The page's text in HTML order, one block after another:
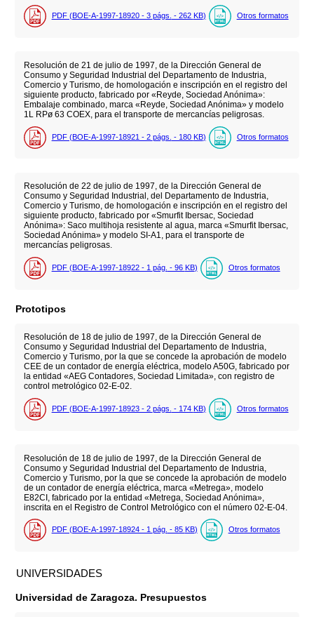
PDF (BOE-A-1997-18920 - 3 págs. - 262 KB) Otros formatos
Resolución de 21 de julio de 1997, de la Dirección General de
Consumo y Seguridad Industrial del Departamento de Industria,
Comercio y Turismo, de homologación e inscripción en el registro del
siguiente producto, fabricado por «Reyde, Sociedad Anónima»:
Embalaje combinado, marca «Reyde, Sociedad Anónima» y modelo
1L RPø 63 COEX, para el transporte de mercancías peligrosas.
PDF (BOE-A-1997-18921 - 2 págs. - 180 KB) Otros formatos
Resolución de 22 de julio de 1997, de la Dirección General de
Consumo y Seguridad Industrial, del Departamento de Industria,
Comercio y Turismo, de homologación e inscripción en el registro del
siguiente producto, fabricado por «Smurfit Ibersac, Sociedad
Anónima»: Saco multihoja resistente al agua, marca «Smurfit Ibersac,
Sociedad Anónima» y modelo SI-A1, para el transporte de
mercancías peligrosas.
PDF (BOE-A-1997-18922 - 1 pág. - 96 KB) Otros formatos
Prototipos
Resolución de 18 de julio de 1997, de la Dirección General de
Consumo y Seguridad Industrial del Departamento de Industria,
Comercio y Turismo, por la que se concede la aprobación de modelo
CEE de un contador de energía eléctrica, modelo A50G, fabricado por
la entidad «AEG Contadores, Sociedad Limitada», con registro de
control metrológico 02-E-02.
PDF (BOE-A-1997-18923 - 2 págs. - 174 KB) Otros formatos
Resolución de 18 de julio de 1997, de la Dirección General de
Consumo y Seguridad Industrial del Departamento de Industria,
Comercio y Turismo, por la que se concede la aprobación de modelo
de un contador de energía eléctrica, marca «Metrega», modelo
E82CI, fabricado por la entidad «Metrega, Sociedad Anónima»,
inscrita en el Registro de Control Metrológico con el número 02-E-04.
PDF (BOE-A-1997-18924 - 1 pág. - 85 KB) Otros formatos
UNIVERSIDADES
Universidad de Zaragoza. Presupuestos